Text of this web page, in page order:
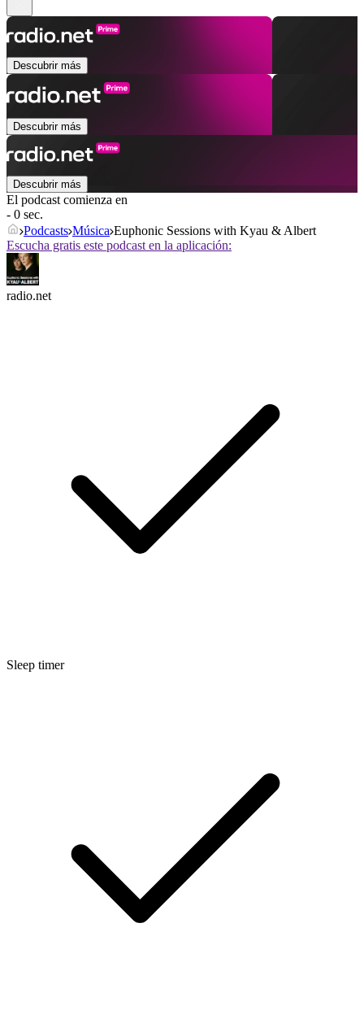
Descubrir más
Descubrir más
Descubrir más
El podcast comienza en
- 0 sec.
Podcasts Música Euphonic Sessions with Kyau & Albert
Escucha gratis este podcast en la aplicación:
radio.net
Sleep timer